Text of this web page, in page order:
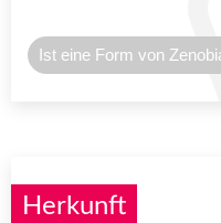
Ist eine Form von
Herkunft